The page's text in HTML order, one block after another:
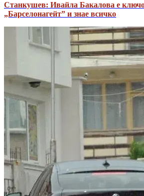
Станкушев: Ивайла Бакалова е
„Барселонагейт” и знае всичко